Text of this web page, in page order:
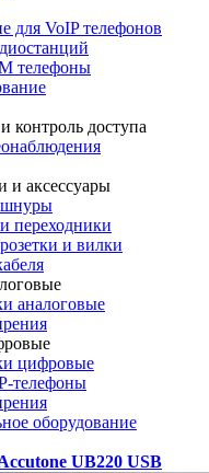
для VoIP телефонов
телефоны
контроль доступа
и аксессуары
шнуры
переходники
и вилки
аналоговые
цифровые
телефоны
оборудование
UB220 USB